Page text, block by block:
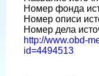
Номер фонда
Номер описи
Номер дела
http://www.obd-
id=4494513